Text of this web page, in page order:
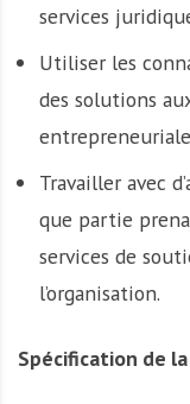
services
Utiliser les
des solutions
Travailler avec
que partie
services de
l’organisation.
Spécification de